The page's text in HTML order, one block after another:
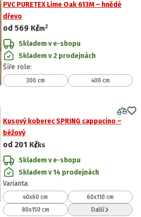
PVC PURETEX Lime Oak 613M – hnědé
dřevo
od 569 Kč
/m2
Skladem v e-shopu
Skladem v 2 prodejnách
Šíře role:
300 cm 400 cm
Kusový koberec SPRING cappucino –
béžový
od 201 Kč/ks
Skladem v e-shopu
Skladem v 14 prodejnách
Varianta:
40x60 cm
60x110 cm
80x150 cm
Další